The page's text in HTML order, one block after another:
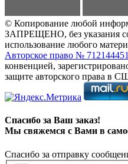
© Копирование любой
ЗАПРЕЩЕНО, без указания
использование любого
Авторское право № 712144451
конвенцией,
защите авторского права в
Спасибо за Ваш заказ!
Мы свяжемся с Вами в
Спасибо за отправку